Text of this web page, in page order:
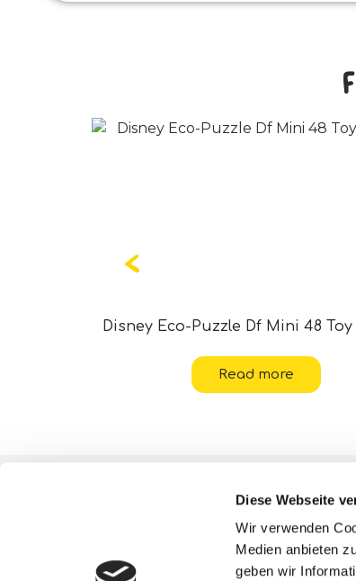
Diese Webseite
Wir verwenden
Medien anbieten
geben wir
Disney Eco-Puzzle Df Mini 48
Read more
Lisciani TV